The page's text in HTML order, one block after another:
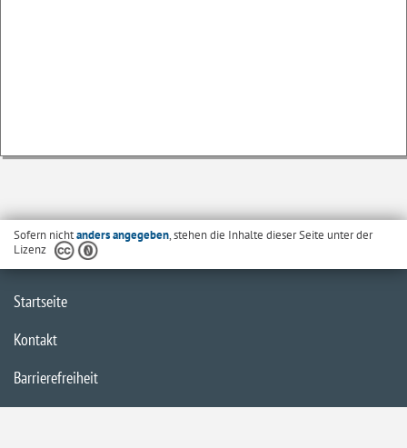
Sofern nichtanders angegeben, stehen die Inhalte dieser Seite unter der
Lizenz
Startseite
Kontakt
Barrierefreiheit